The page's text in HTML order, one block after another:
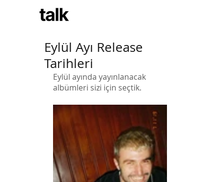
Eylül Ayı Release
Tarihleri
Eylül ayında yayınlanacak
albümleri sizi için seçtik.